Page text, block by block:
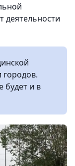
деятельности
городов.
будет и в